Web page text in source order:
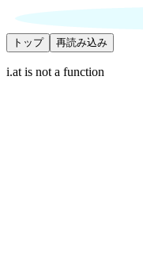
トップ 再読み込み
i.at is not a function